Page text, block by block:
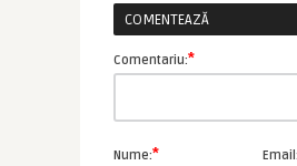
COMENTEAZĂ
Comentariu:*
Nume:*